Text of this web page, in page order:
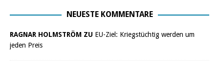
NEUESTE KOMMENTARE
RAGNAR HOLMSTRÖM ZU EU-Ziel: Kriegstüchtig werden um
jeden Preis